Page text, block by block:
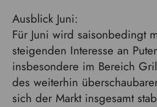
Ausblick Juni:
Für Juni wird saisonbedingt
steigenden Interesse an
insbesondere im Bereich
des weiterhin
sich der Markt insgesamt